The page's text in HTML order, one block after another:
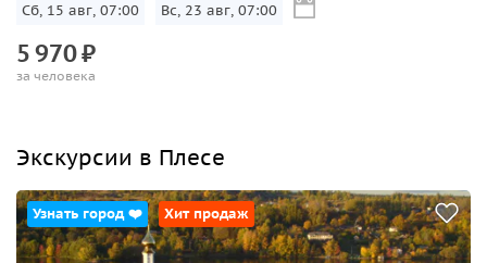
Сб, 15 авг, 07:00 Вс, 23 авг, 07:00
5970₽
за человека
Экскурсии в Плесе
Узнать город ❤️ Хит продаж